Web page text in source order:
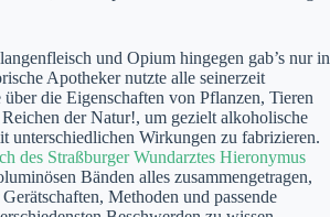
und Opium hingegen gab’s nur in
Apotheker nutzte alle seinerzeit
die Eigenschaften von Pflanzen, Tieren
der Natur!, um gezielt alkoholische
unterschiedlichen Wirkungen zu fabrizieren.
des Straßburger Wundarztes Hieronymus
Bänden alles zusammengetragen,
Methoden und passende